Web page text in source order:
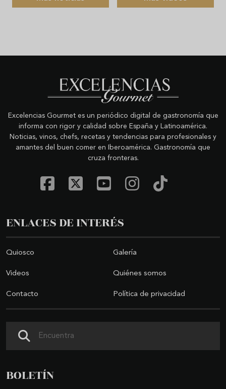
Excelencias Gourmet es un periódico digital de gastronomía que
informa con rigor y calidad sobre España y Latinoamérica.
Noticias, vinos, chefs, recetas y tendencias para profesionales y
amantes del buen comer en Iberoamérica. Gastronomía que
cruza fronteras.
ENLACES DE INTERÉS
Quiosco Galería
Videos Quiénes somos
Contacto Política de privacidad
BOLETÍN